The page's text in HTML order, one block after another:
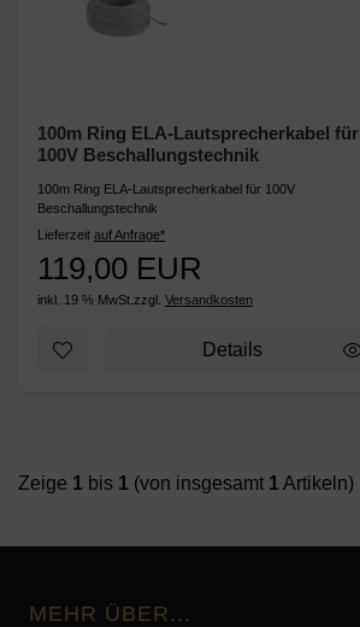
100m Ring ELA-Lautsprecherkabel für
100V Beschallungstechnik
100m Ring ELA-Lautsprecherkabel für 100V
Beschallungstechnik
Lieferzeit auf Anfrage*
119,00 EUR
inkl. 19 % MwSt. zzgl. Versandkosten
Details
Zeige 1 bis 1 (von insgesamt 1 Artikeln)
MEHR ÜBER...